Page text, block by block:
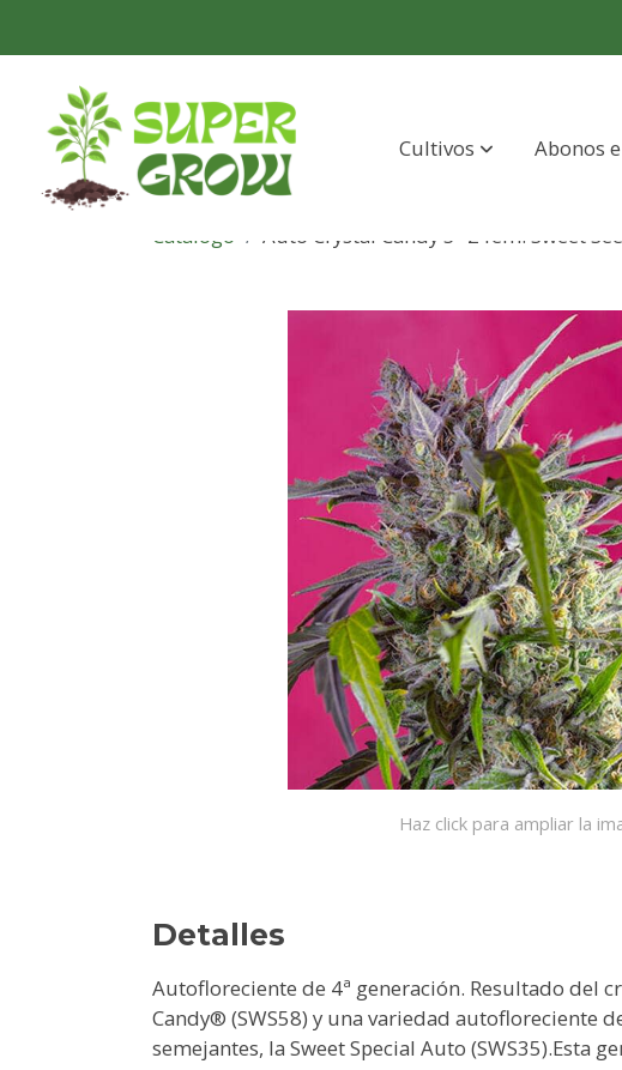
Cultivos Abonos
Catálogo Auto Crystal Candy 5+2 fem. Sweet
Haz click para ampliar la
Detalles
Autofloreciente de 4ª generación. Resultado del
Candy® (SWS58) y una variedad autofloreciente
semejantes, la Sweet Special Auto (SWS35).Esta